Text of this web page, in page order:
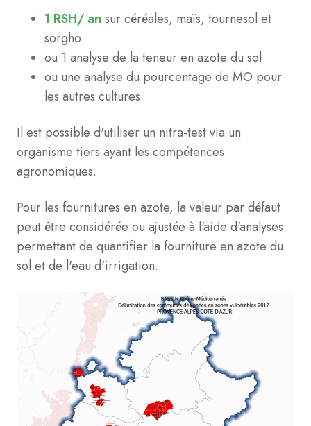
1 RSH/ an sur céréales, maïs, tournesol et
sorgho
ou 1 analyse de la teneur en azote du sol
ou une analyse du pourcentage de MO pour
les autres cultures
Il est possible d'utiliser un nitra-test via un
organisme tiers ayant les compétences
agronomiques.
Pour les fournitures en azote, la valeur par défaut
peut être considérée ou ajustée à l'aide d'analyses
permettant de quantifier la fourniture en azote du
sol et de l'eau d'irrigation.